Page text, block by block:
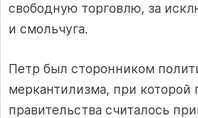
свободную торговлю, за
и смольчуга.
Петр был сторонником
меркантилизма, при которой
правительства считалось